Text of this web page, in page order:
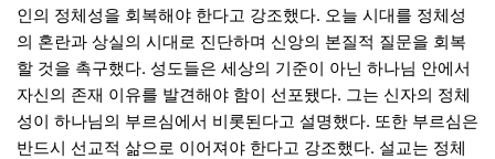
인의 정체성을 회복해야 한다고 강조했다. 오늘 시대를 정체성
의 혼란과 상실의 시대로 진단하며 신앙의 본질적 질문을 회복
할 것을 촉구했다. 성도들은 세상의 기준이 아닌 하나님 안에서
자신의 존재 이유를 발견해야 함이 선포됐다. 그는 신자의 정체
성이 하나님의 부르심에서 비롯된다고 설명했다. 또한 부르심은
반드시 선교적 삶으로 이어져야 한다고 강조했다. 설교는 정체